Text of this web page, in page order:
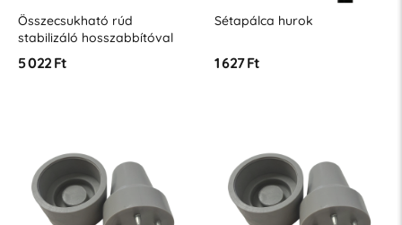
Összecsukható rúd
stabilizáló hosszabbítóval
és világítással
5 022 Ft
Sétapálca hurok
1 627 Ft